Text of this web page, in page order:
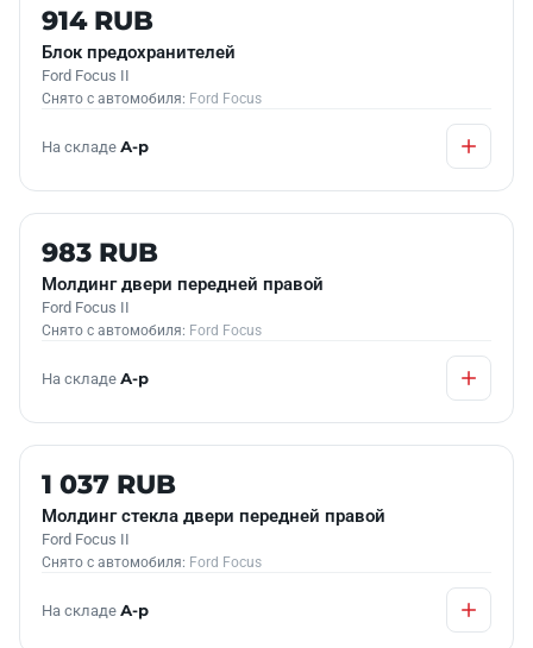
Б/У В НАЛИЧИИ
914 RUB
Блок предохранителей
Ford Focus II
Снято с автомобиля: Ford Focus
На складе А-р
Б/У В НАЛИЧИИ
983 RUB
Молдинг двери передней правой
Ford Focus II
Снято с автомобиля: Ford Focus
На складе А-р
Б/У В НАЛИЧИИ
1 037 RUB
Молдинг стекла двери передней правой
Ford Focus II
Снято с автомобиля: Ford Focus
На складе А-р